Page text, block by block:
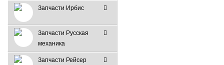
Запчасти Ирбис
Запчасти Русская
механика
Запчасти Рейсер